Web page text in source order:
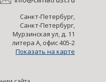
Санкт-Петербург,
Санкт-Петербург,
Мурзинская ул, д. 11
литера А, офис 405-2
Показать на карте